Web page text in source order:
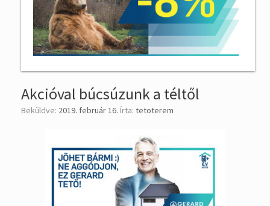
Akcióval búcsúzunk a téltől
Beküldve: 2019. február 16. Írta: tetoterem